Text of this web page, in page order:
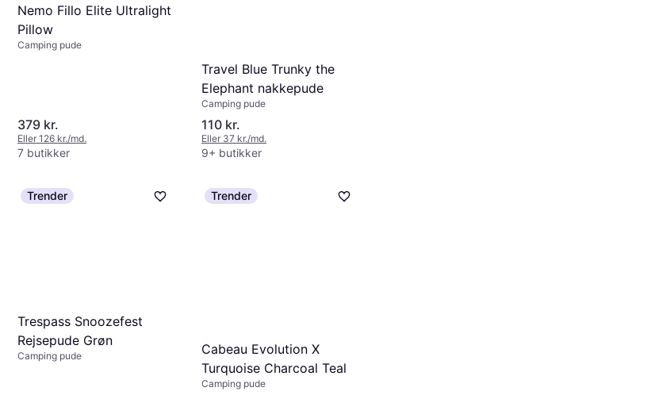
Nemo Fillo Elite Ultralight
Pillow
Camping pude
379 kr.
Eller 126 kr./md.
7 butikker
Travel Blue Trunky the
Elephant nakkepude
Camping pude
110 kr.
Eller 37 kr./md.
9+ butikker
Trender
Trespass Snoozefest
Rejsepude Grøn
Camping pude
Trender
Cabeau Evolution X
Turquoise Charcoal Teal
Camping pude